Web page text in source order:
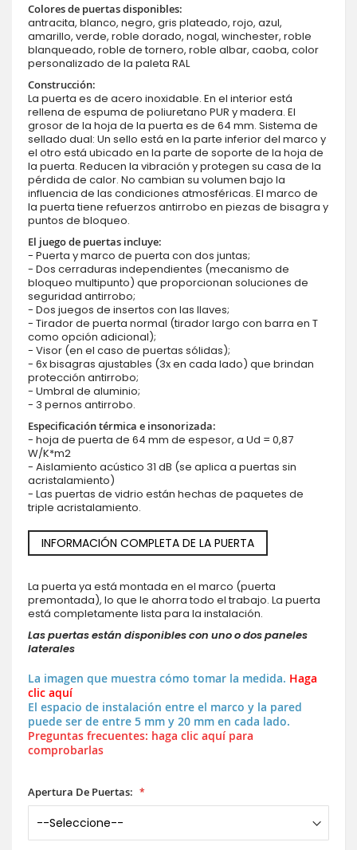
Colores de puertas disponibles:
antracita, blanco, negro, gris plateado, rojo, azul,
amarillo, verde, roble dorado, nogal, winchester, roble
blanqueado, roble de tornero, roble albar, caoba, color
personalizado de la paleta RAL
Construcción:
La puerta es de acero inoxidable. En el interior está
rellena de espuma de poliuretano PUR y madera. El
grosor de la hoja de la puerta es de 64 mm. Sistema de
sellado dual: Un sello está en la parte inferior del marco y
el otro está ubicado en la parte de soporte de la hoja de
la puerta. Reducen la vibración y protegen su casa de la
pérdida de calor. No cambian su volumen bajo la
influencia de las condiciones atmosféricas. El marco de
la puerta tiene refuerzos antirrobo en piezas de bisagra y
puntos de bloqueo.
El juego de puertas incluye:
- Puerta y marco de puerta con dos juntas;
- Dos cerraduras independientes (mecanismo de
bloqueo multipunto) que proporcionan soluciones de
seguridad antirrobo;
- Dos juegos de insertos con las llaves;
- Tirador de puerta normal (tirador largo con barra en T
como opción adicional);
- Visor (en el caso de puertas sólidas);
- 6x bisagras ajustables (3x en cada lado) que brindan
protección antirrobo;
- Umbral de aluminio;
- 3 pernos antirrobo.
Especificación térmica e insonorizada:
- hoja de puerta de 64 mm de espesor, a Ud = 0,87
W/K*m2
- Aislamiento acústico 31 dB (se aplica a puertas sin
acristalamiento)
- Las puertas de vidrio están hechas de paquetes de
triple acristalamiento.
INFORMACIÓN COMPLETA DE LA PUERTA
La puerta ya está montada en el marco (puerta
premontada), lo que le ahorra todo el trabajo. La puerta
está completamente lista para la instalación.
Las puertas están disponibles con uno o dos paneles
laterales
La imagen que muestra cómo tomar la medida. Haga
clic aquí
El espacio de instalación entre el marco y la pared
puede ser de entre 5 mm y 20 mm en cada lado.
Preguntas frecuentes: haga clic aquí para
comprobarlas
Apertura De Puertas: